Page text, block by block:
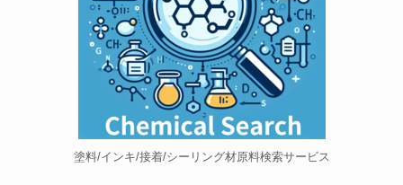
塗料/インキ/接着/シーリング材原料検索サービス